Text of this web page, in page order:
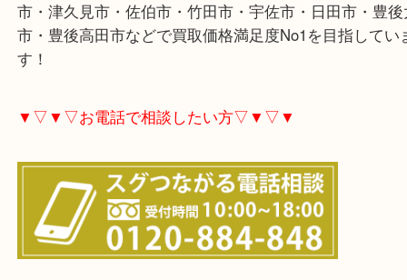
市・津久見市・佐伯市・竹田市・宇佐市・日田市・
市・豊後高田市などで買取価格満足度No1を目指し
す！